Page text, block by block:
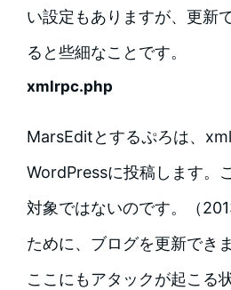
い設定もありますが、更新
ると些細なことです。
xmlrpc.php
MarsEditとするぷろは、
WordPressに投稿します。
対象ではないのです。（
ために、ブログを更新できま
ここにもアタックが起こる